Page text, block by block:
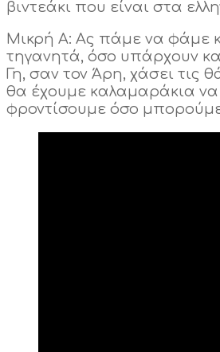
βιντεάκι που είναι στα
Μικρή Α: Ας πάμε να φάμε
τηγανητά, όσο υπάρχουν
Γη, σαν τον Άρη, χάσει τις
θα έχουμε καλαμαράκια
φροντίσουμε όσο